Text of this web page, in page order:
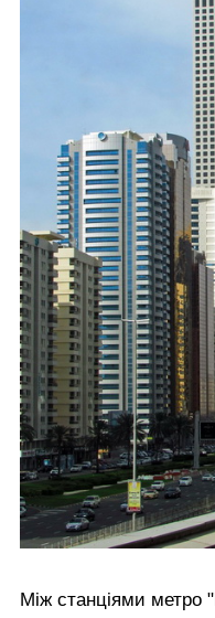
Між станціями метро "